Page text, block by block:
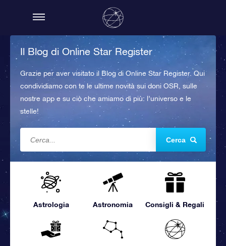
Il Blog di Online Star Register
Grazie per aver visitato il Blog di Online Star Register. Qui
condividiamo con te le ultime novità sui doni OSR, sulle
nostre app e su ciò che amiamo di più: l’universo e le
stelle!
Cerca
Astrologia Astronomia Consigli & Regali